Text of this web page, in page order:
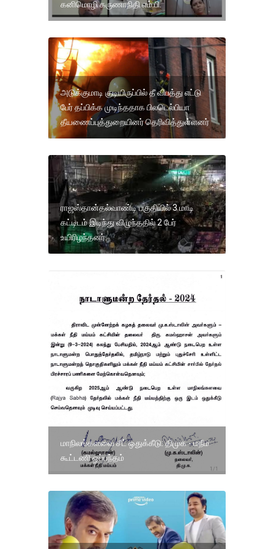
கனிமொழி கருணாநிதி எம்.பி.
அடுக்குமாடி குடியிருப்பில் தீ விபத்து எட்டு
பேர் தப்பிக்க முடிந்ததாக பிலடெல்பியா
தீயணைப்புத்துறையினர் தெரிவித்துள்ளனர்
ராஜஸ்தான்தல்வாண்டி பகுதியில் 3 மாடி
கட்டிடம் இடிந்து விழுந்ததில் 2 பேர்
உயிரிழந்தனர்.
மாநிலங்களவை சீட் ஒதுக்கீடு: திமுக - மநீம
கூட்டணி ஒப்பந்தம்